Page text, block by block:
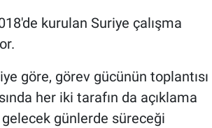
kurulan Suriye çalışma
göre, görev gücünün toplantısı
her iki tarafın da açıklama
gelecek günlerde süreceği